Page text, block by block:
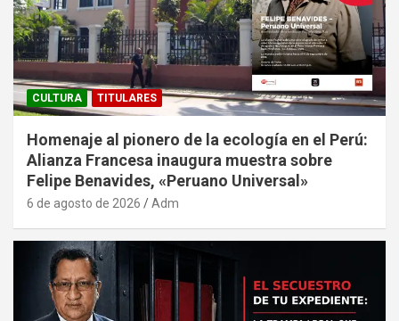
CULTURA TITULARES
Homenaje al pionero de la ecología en el Perú:
Alianza Francesa inaugura muestra sobre
Felipe Benavides, «Peruano Universal»
6 de agosto de 2026 Adm